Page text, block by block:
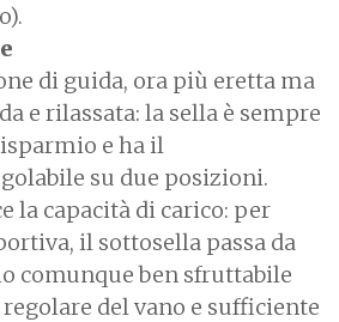
di guida, ora più eretta ma
e rilassata: la sella è sempre
e ha il
su due posizioni.
la capacità di carico: per
il sottosella passa da
comunque ben sfruttabile
del vano e sufficiente